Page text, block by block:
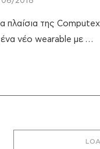
πλαίσια της Computex
νέο wearable με …